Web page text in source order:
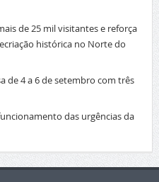
de 25 mil visitantes e reforça
histórica no Norte do
de 4 a 6 de setembro com três
das urgências da